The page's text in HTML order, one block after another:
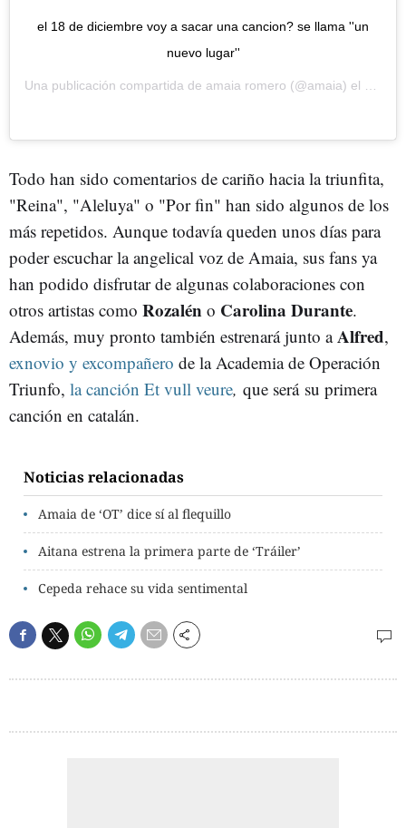
el 18 de diciembre voy a sacar una cancion? se llama ''un
nuevo lugar''
Una publicación compartida de amaia romero (@amaia) el 12
Todo han sido comentarios de cariño hacia la triunfita,
"Reina", "Aleluya" o "Por fin" han sido algunos de los
más repetidos. Aunque todavía queden unos días para
poder escuchar la angelical voz de Amaia, sus fans ya
han podido disfrutar de algunas colaboraciones con
otros artistas como Rozalén o Carolina Durante.
Además, muy pronto también estrenará junto aAlfred,
exnovio y excompañero de la Academia de Operación
Triunfo, la canción Et vull veure, que será su primera
canción en catalán.
Noticias relacionadas
Amaia de ‘OT’ dice sí al flequillo
Aitana estrena la primera parte de ‘Tráiler’
Cepeda rehace su vida sentimental